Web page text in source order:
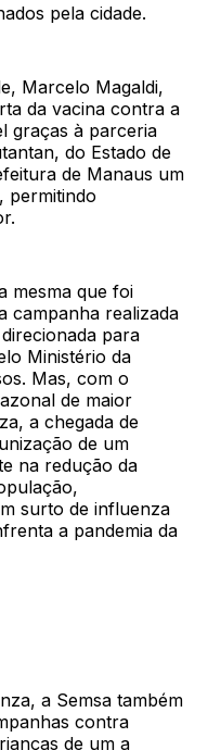
pela cidade.
Marcelo Magaldi,
da vacina contra a
graças à parceria
do Estado de
de Manaus um
permitindo
mesma que foi
campanha realizada
para
Ministério da
Mas, com o
de maior
a chegada de
de um
na redução da
surto de influenza
a pandemia da
a Semsa também
contra
de um a